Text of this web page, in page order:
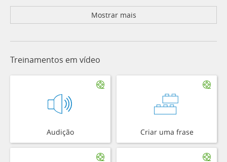
Mostrar mais
Treinamentos em vídeo
Audição Criar uma frase